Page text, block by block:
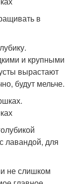
в
и крупными
вырастают
будут мельче.
лавандой, для
не слишком